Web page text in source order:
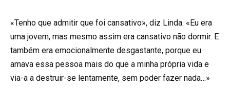
«Tenho que admitir que foi cansativo», diz Linda. «Eu era
uma jovem, mas mesmo assim era cansativo não dormir. E
também era emocionalmente desgastante, porque eu
amava essa pessoa mais do que a minha própria vida e
via-a a destruir-se lentamente, sem poder fazer nada…»